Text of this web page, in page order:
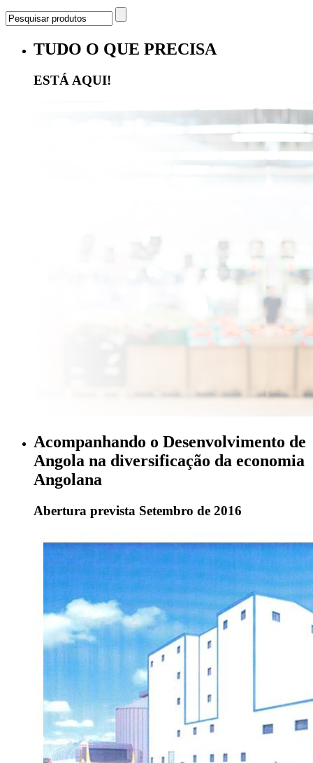
TUDO O QUE PRECISA
ESTÁ AQUI!
Acompanhando o Desenvolvimento de
Angola na diversificação da economia
Angolana
Abertura prevista Setembro de 2016